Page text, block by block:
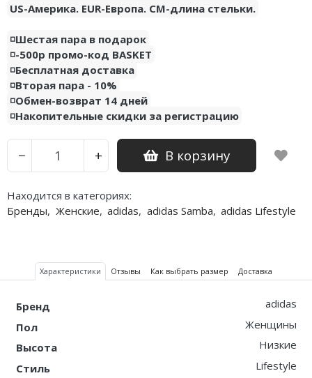
US-Америка. EUR-Европа. CM-длина стельки.
◽️Шестая пара в подарок
◽️-500р промо-код BASKET
◽️Бесплатная доставка
◽️Вторая пара - 10%
◽️Обмен-возврат 14 дней
◽️Накопительные скидки за регистрацию
− + В корзину
Находится в категориях:
Бренды, Женские, adidas, adidas Samba, adidas Lifestyle
Характеристики Отзывы Как выбрать размер Доставка
Бренд
adidas
Пол
Женщины
Высота
Низкие
Стиль
Lifestyle
Air Jordan 12
Air Jordan 13
Air Jordan 14
Air Jordan 15
Air Jordan 23
Nike Ja
Nike Book
Nike LeBron
Nike Kyrie
Nike Freak
Nike KD
Nike PG
Nike Foamposite